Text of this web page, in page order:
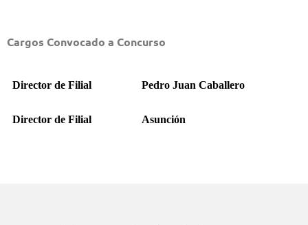
Cargos Convocado a Concurso
Director de Filial Pedro Juan Caballero
Director de Filial Asunción